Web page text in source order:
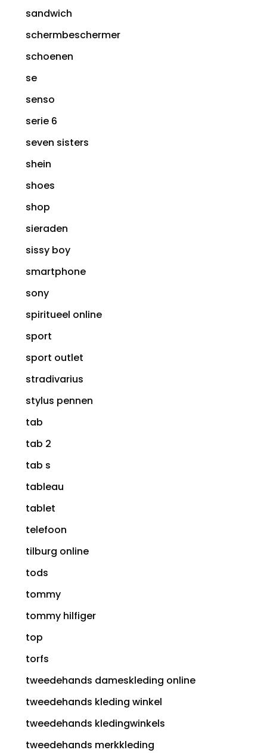
sandwich
schermbeschermer
schoenen
se
senso
serie 6
seven sisters
shein
shoes
shop
sieraden
sissy boy
smartphone
sony
spiritueel online
sport
sport outlet
stradivarius
stylus pennen
tab
tab 2
tab s
tableau
tablet
telefoon
tilburg online
tods
tommy
tommy hilfiger
top
torfs
tweedehands dameskleding online
tweedehands kleding winkel
tweedehands kledingwinkels
tweedehands merkkleding